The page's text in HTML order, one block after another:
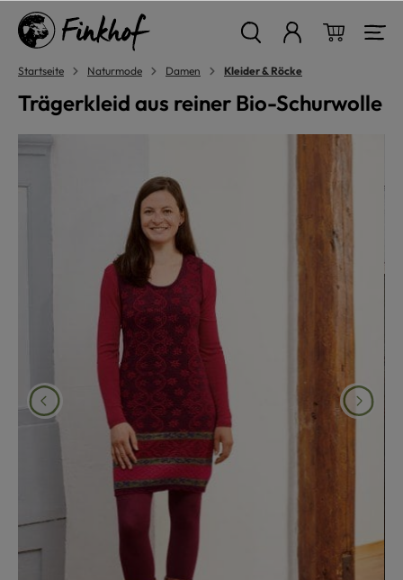
springen
Startseite Naturmode Damen Kleider & Röcke
Trägerkleid aus reiner Bio-Schurwolle